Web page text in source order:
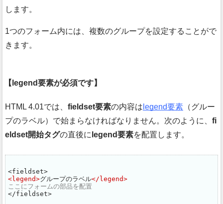
します。
1つのフォーム内には、複数のグループを設定することがで
きます。
legend要素が必須です
HTML 4.01では、 fieldset要素の内容は legend要素 （グルー
プのラベル）で始まらなければなりません。次のように、 fi
eldset開始タグの直後に legend要素を配置します。
<legend>グループのラベル</legend>
ここにフォームの部品を配置
</fieldset>